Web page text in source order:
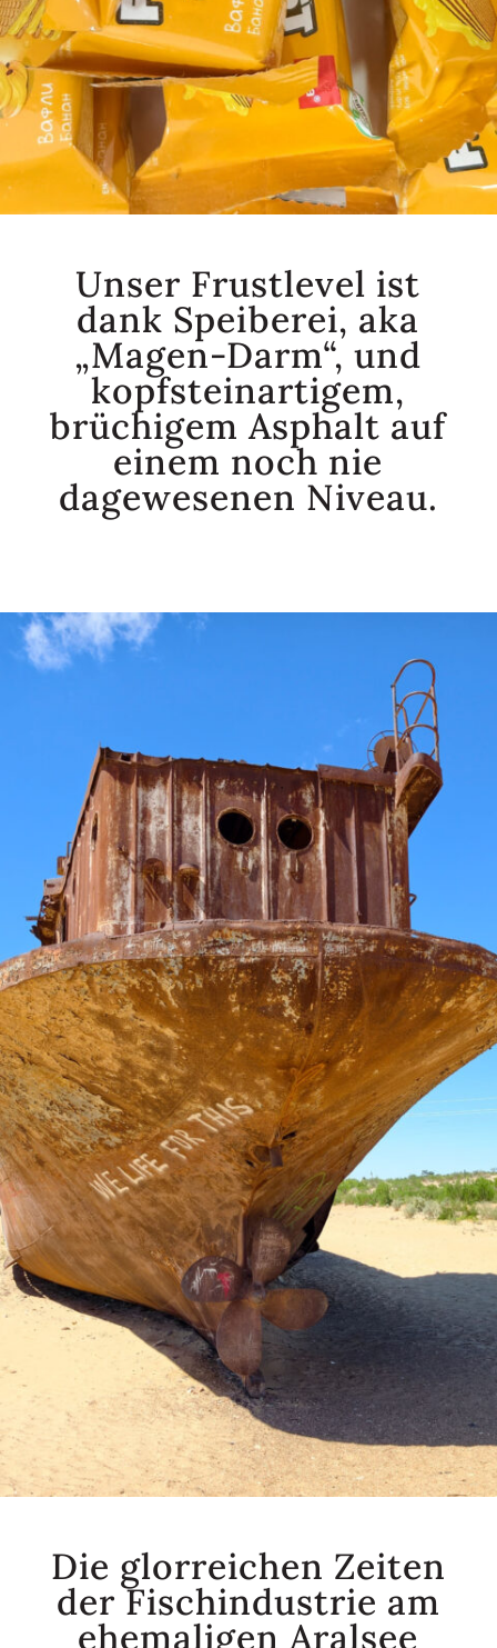
Unser Frustlevel ist
dank Speiberei, aka
„Magen-Darm“, und
kopfsteinartigem,
brüchigem Asphalt auf
einem noch nie
dagewesenen Niveau.
Die glorreichen Zeiten
der Fischindustrie am
ehemaligen Aralsee